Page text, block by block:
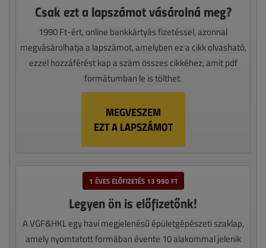
Csak ezt a lapszámot vásárolná meg?
1990 Ft-ért, online bankkártyás fizetéssel, azonnal
megvásárolhatja a lapszámot, amelyben ez a cikk olvasható,
ezzel hozzáférést kap a szám összes cikkéhez, amit pdf
formátumban le is tölthet.
MEGVESZEM
EZT A LAPSZÁMOT
1 ÉVES ELŐFIZETÉS 13 990 FT
Legyen ön is előfizetőnk!
A VGF&HKL egy havi megjelenésű épületgépészeti szaklap,
amely nyomtatott formában évente 10 alakommal jelenik